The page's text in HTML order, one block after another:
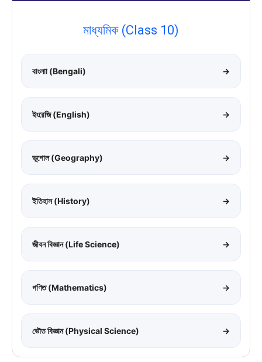
মাধ্যমিক (Class 10)
বাংলাা (Bengali) →
ইংরেজি (English) →
ভূগোল (Geography) →
ইতিহাস (History) →
জীবন বিজ্ঞান (Life Science) →
গণিত (Mathematics) →
ভৌত বিজ্ঞান (Physical Science) →